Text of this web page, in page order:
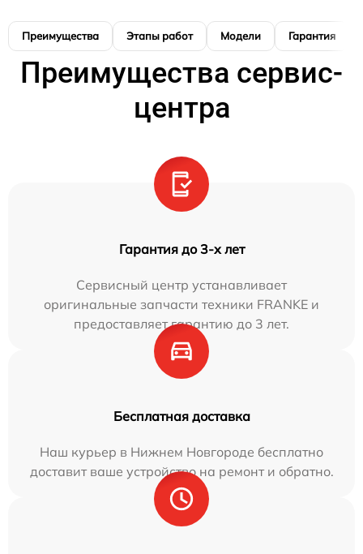
Преимущества Этапы работ Модели Гарантия
Преимущества сервис-
центра
Гарантия до 3-х лет
Сервисный центр устанавливает
оригинальные запчасти техники FRANKE и
предоставляет гарантию до 3 лет.
Бесплатная доставка
Наш курьер в Нижнем Новгороде бесплатно
доставит ваше устройство на ремонт и обратно.